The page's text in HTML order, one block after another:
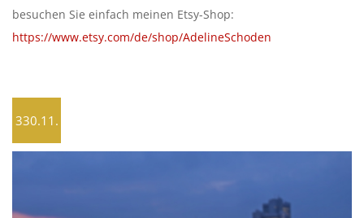
besuchen Sie einfach meinen Etsy-Shop:
https://www.etsy.com/de/shop/AdelineSchoden
330.11.